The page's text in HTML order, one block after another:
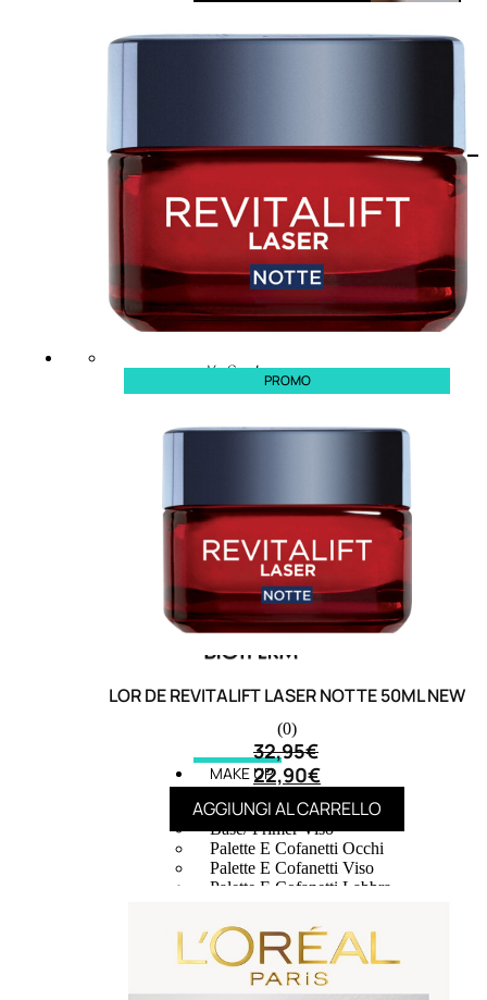
MAKE UP
Base/ Primer Occhi
Base/ Primer Viso
Palette E Cofanetti Occhi
Palette E Cofanetti Viso
Palette E Cofanetti Labbra
Cipria
Fard/Blush
Terre Abbronzanti
Illuminante Viso
PROMO
LOR DE REVITALIFT LASER NOTTE 50ML NEW
(0)
32,95€
22,90€
AGGIUNGI AL CARRELLO